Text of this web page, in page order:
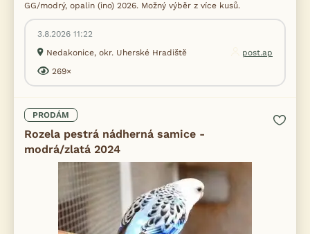
GG/modrý, opalin (ino) 2026. Možný výběr z více kusů.
3.8.2026 11:22
Nedakonice, okr. Uherské Hradiště
post.ap
269×
PRODÁM
Rozela pestrá nádherná samice -
modrá/zlatá 2024